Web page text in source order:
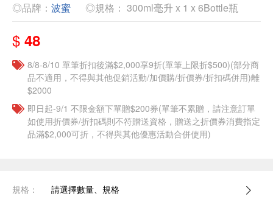
◎品牌： 波蜜 ◎規格： 300ml毫升 x 1 x 6Bottle瓶
$ 48
8/8-8/10 單筆折扣後滿$2,000享9折(單筆上限折$500)(部分商
品不適用，不得與其他促銷活動/加價購/折價券/折扣碼併用)離
$2000
即日起-9/1 不限金額下單贈$200券(單筆不累贈，請注意訂單
如使用折價券/折扣碼則不符贈送資格，贈送之折價券消費指定
品滿$2,000可折，不得與其他優惠活動合併使用)
規格： 請選擇數量、規格